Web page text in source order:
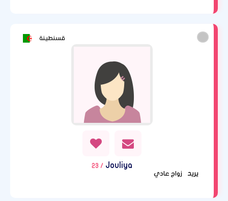
قسنطينة
Jouliya
/ 23
يريد
زواج عادي